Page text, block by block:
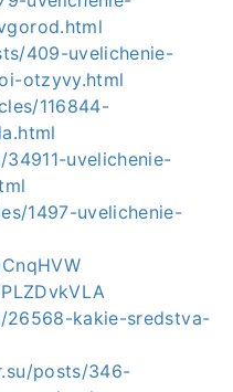
409-uvelichenie-
otzyvy.html
116844-
uvelichenie-
1497-uvelichenie-
kakie-sredstva-
posts/346-